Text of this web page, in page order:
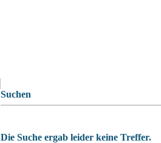
Suchen
Die Suche ergab leider keine Treffer.